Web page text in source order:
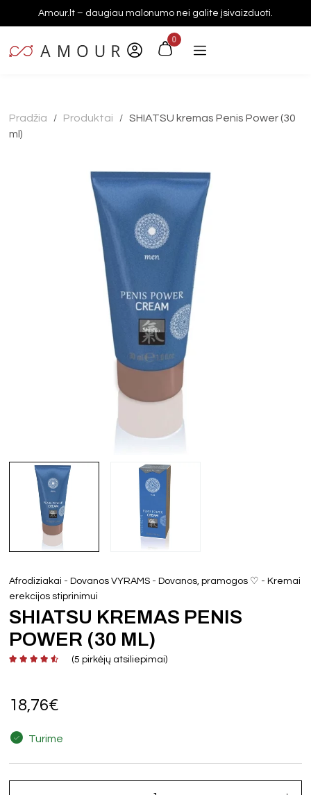
Amour.lt – daugiau malonumo nei galite įsivaizduoti.
0
Pradžia / Produktai /
SHIATSU kremas Penis Power (30
ml)
Afrodiziakai -Dovanos VYRAMS -Dovanos, pramogos ♡ -Kremai
erekcijos stiprinimui
SHIATSU KREMAS PENIS
POWER (30 ML)
(5 pirkėjų atsiliepimai)
18,76€
Turime